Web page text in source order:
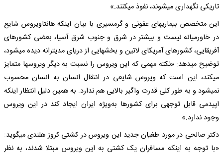
تاریکی نگهداری ‎می‎شوند، نفوذ می‎کنند.»
این متخصص بیماری‎های عفونی و گرمسیری با بیان اینکه هانتاویروس شایع
در خاورمیانه نیست و بیشتر در شرق و جنوب شرق آسیا، بعضی کشورهای
آفریقایی، کشورهای آمریکای لاتین و بخش‎هایی از دریای مدیترانه دیده می‎شود،
توضیح می‎دهد: «نکته مهمی که این ویروس را نسبت به دیگر ویروس‎ها متمایز
می‎کند، این است که ویروس شایعی در انتقال انسان به انسان محسوب
نمی‎شود و به طور کلی قدرت واگیر بالایی هم ندارد. به همین دلیل انتظار اینکه
اپیدمی قابل توجهی برای کشورها به‌ویژه ایران ایجاد کند در این ویروس
وجود ندارد.»
دکتر صالحی در مورد طغیان جدید این ویروس در کشتی کروز هلندی می‎گوید:
«با توجه به اینکه مسافران یک کشتی به این ویروس مبتلا شدند، به نظر